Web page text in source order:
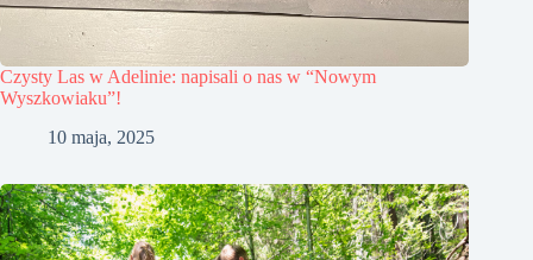
Czysty Las w Adelinie: napisali o nas w “Nowym
Wyszkowiaku”!
10 maja, 2025